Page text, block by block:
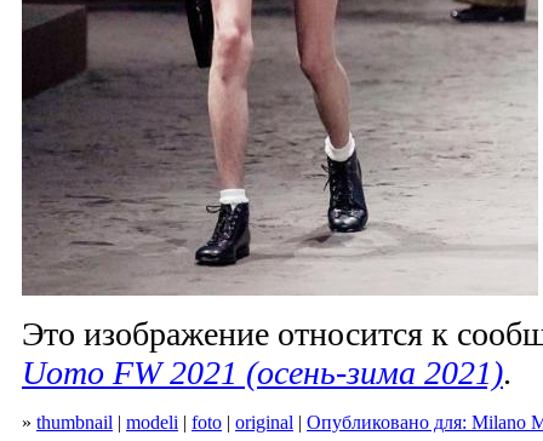
Это изображение относится к
Uomo FW 2021 (осень-зима 2021).
» thumbnail | modeli | foto | original | Опубликовано для: Milano